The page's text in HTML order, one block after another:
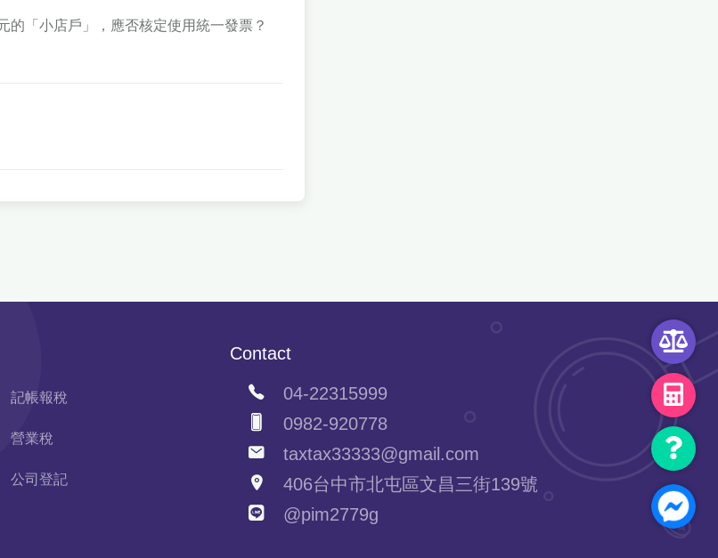
的「小店戶」，應否核定使用統一發票？
記帳報稅
營業稅
公司登記
Contact
04-22315999
0982-920778
taxtax33333@gmail.com
406台中市北屯區文昌三街139號
@pim2779g